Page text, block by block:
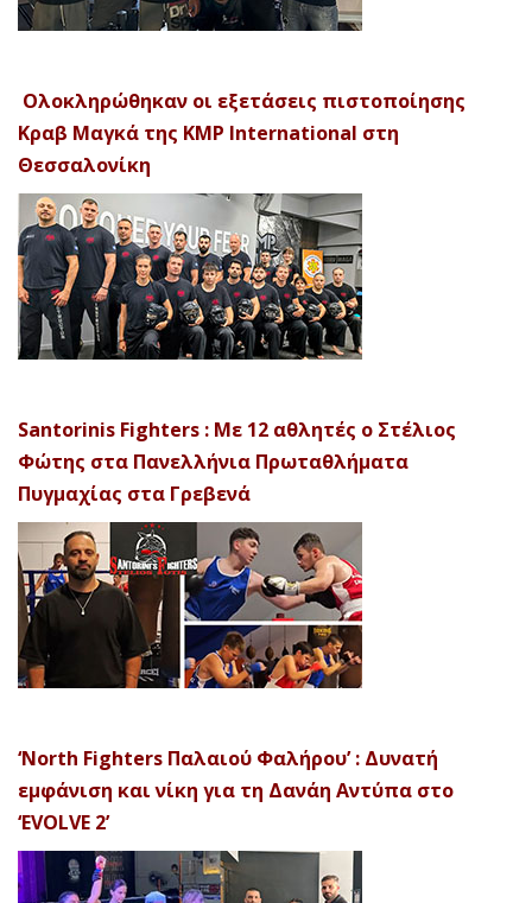
Ολοκληρώθηκαν οι εξετάσεις πιστοποίησης
Κραβ Μαγκά της KMP International στη
Θεσσαλονίκη
Santorinis Fighters : Με 12 αθλητές ο Στέλιος
Φώτης στα Πανελλήνια Πρωταθλήματα
Πυγμαχίας στα Γρεβενά
‘North Fighters Παλαιού Φαλήρου’ : Δυνατή
εμφάνιση και νίκη για τη Δανάη Αντύπα στο
‘EVOLVE 2’